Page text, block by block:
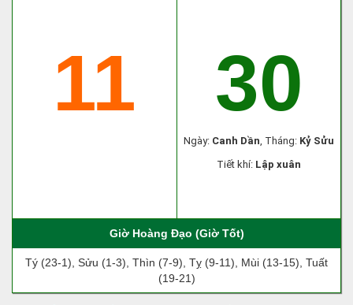
11 30
Ngày: Canh Dần, Tháng: Kỷ Sửu
Tiết khí: Lập xuân
Giờ Hoàng Đạo (Giờ Tốt)
Tý (23-1), Sửu (1-3), Thìn (7-9), Tỵ (9-11), Mùi (13-15), Tuất
(19-21)